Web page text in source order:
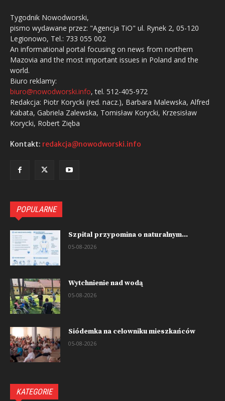
Tygodnik Nowodworski,
pismo wydawane przez: "Agencja TiO" ul. Rynek 2, 05-120
Legionowo, Tel.: 733 055 002
An informational portal focusing on news from northern
Mazovia and the most important issues in Poland and the
world.
Biuro reklamy:
biuro@nowodworski.info, tel. 512-405-972
Redakcja: Piotr Korycki (red. nacz.), Barbara Malewska, Alfred
Kabata, Gabriela Zalewska, Tomisław Korycki, Krzesisław
Korycki, Robert Zięba
Kontakt: redakcja@nowodworski.info
POPULARNE
Szpital przypomina o naturalnym...
05-08-2026
Wytchnienie nad wodą
05-08-2026
Siódemka na celowniku mieszkańców
05-08-2026
KATEGORIE